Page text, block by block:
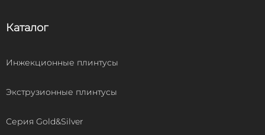
Каталог
Инжекционные плинтусы
Экструзионные плинтусы
Серия Gold&Silver